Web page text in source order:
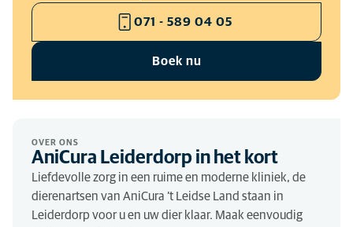
071 - 589 04 05
Boek nu
OVER ONS
AniCura Leiderdorp in het kort
Liefdevolle zorg in een ruime en moderne kliniek, de
dierenartsen van AniCura ’t Leidse Land staan in
Leiderdorp voor u en uw dier klaar. Maak eenvoudig